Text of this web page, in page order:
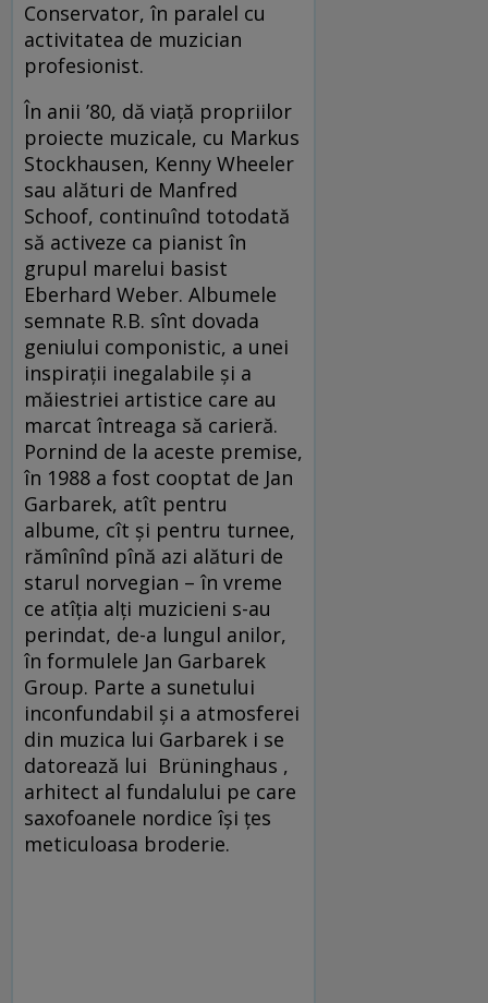
Conservator, în paralel cu
activitatea de muzician
profesionist.
În anii ’80, dă viaţă propriilor
proiecte muzicale, cu Markus
Stockhausen, Kenny Wheeler
sau alături de Manfred
Schoof, continuînd totodată
să activeze ca pianist în
grupul marelui basist
Eberhard Weber. Albumele
semnate R.B. sînt dovada
geniului componistic, a unei
inspiraţii inegalabile şi a
măiestriei artistice care au
marcat întreaga să carieră.
Pornind de la aceste premise,
în 1988 a fost cooptat de Jan
Garbarek, atît pentru
albume, cît şi pentru turnee,
rămînînd pînă azi alături de
starul norvegian – în vreme
ce atîţia alţi muzicieni s-au
perindat, de-a lungul anilor,
în formulele Jan Garbarek
Group. Parte a sunetului
inconfundabil şi a atmosferei
din muzica lui Garbarek i se
datorează lui Brüninghaus ,
arhitect al fundalului pe care
saxofoanele nordice îşi ţes
meticuloasa broderie.